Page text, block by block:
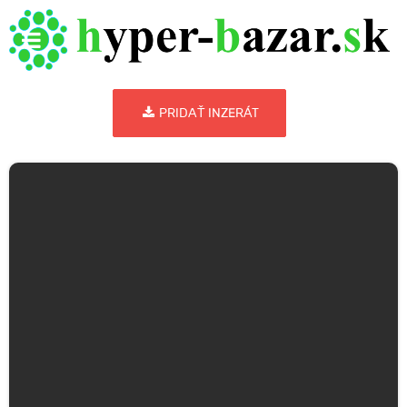
PRIDAŤ INZERÁT